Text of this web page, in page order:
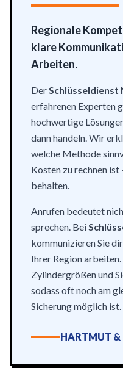
Regionale
klare
Arbeiten.
DerSchlüsseldienst
erfahrenen Experten
hochwertige
dann handeln. Wir
welche Methode
Kosten zu rechnen
behalten.
Anrufen bedeutet
sprechen. Bei
kommunizieren Sie
Ihrer Region
Zylindergrößen und
sodass oft noch am
Sicherung möglich ist.
HARTMUT &